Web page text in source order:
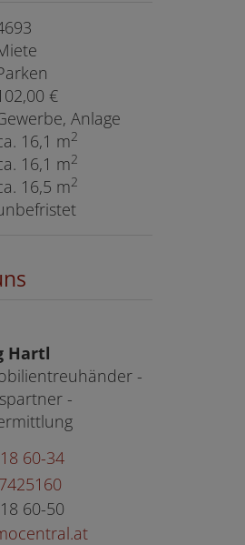
€
Anlage
16,1 m2
16,1 m2
16,5 m2
Hartl
-
-
60-34
60-50